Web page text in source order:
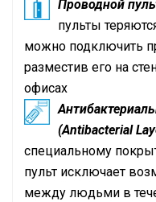
Проводной
пульты
можно подключить
разместив его на
офисах
(Antibacterial
специальному
пульт исключает
между людьми в